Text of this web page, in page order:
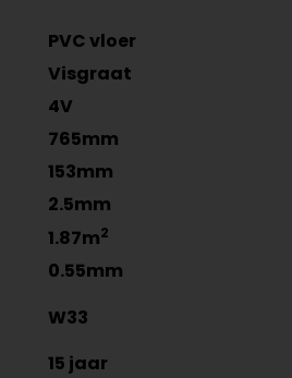
5554.1211.19
€ 21,95 p/st
PVC vloer
Visgraat
4V
765mm
153mm
2.5mm
1.87m2
0.55mm
W33
15 jaar